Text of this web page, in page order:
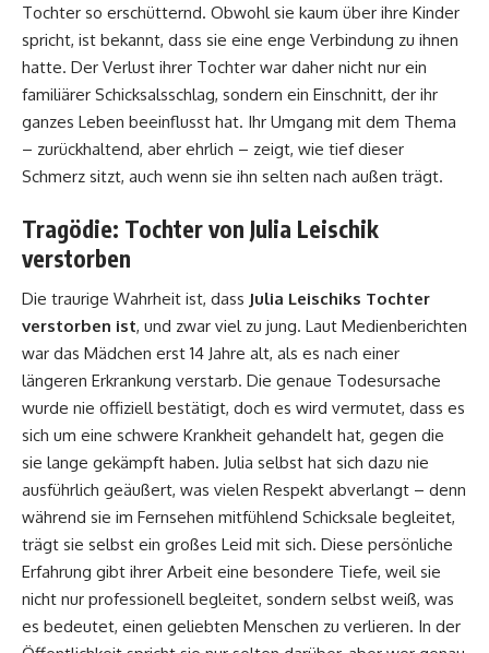
Tochter so erschütternd. Obwohl sie kaum über ihre Kinder
spricht, ist bekannt, dass sie eine enge Verbindung zu ihnen
hatte. Der Verlust ihrer Tochter war daher nicht nur ein
familiärer Schicksalsschlag, sondern ein Einschnitt, der ihr
ganzes Leben beeinflusst hat. Ihr Umgang mit dem Thema
– zurückhaltend, aber ehrlich – zeigt, wie tief dieser
Schmerz sitzt, auch wenn sie ihn selten nach außen trägt.
Tragödie: Tochter von Julia Leischik
verstorben
Die traurige Wahrheit ist, dass Julia Leischiks Tochter
verstorben ist, und zwar viel zu jung. Laut Medienberichten
war das Mädchen erst 14 Jahre alt, als es nach einer
längeren Erkrankung verstarb. Die genaue Todesursache
wurde nie offiziell bestätigt, doch es wird vermutet, dass es
sich um eine schwere Krankheit gehandelt hat, gegen die
sie lange gekämpft haben. Julia selbst hat sich dazu nie
ausführlich geäußert, was vielen Respekt abverlangt – denn
während sie im Fernsehen mitfühlend Schicksale begleitet,
trägt sie selbst ein großes Leid mit sich. Diese persönliche
Erfahrung gibt ihrer Arbeit eine besondere Tiefe, weil sie
nicht nur professionell begleitet, sondern selbst weiß, was
es bedeutet, einen geliebten Menschen zu verlieren. In der